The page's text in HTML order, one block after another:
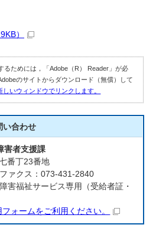
）
るためには，「Adobe（R） Reader」が必
のサイトからダウンロード（無償）して
いウィンドウでリンクします。
い合わせ
者支援課
番丁23番地
ァクス：073-431-2840
害福祉サービス専用（受給者証・
ォームをご利用ください。